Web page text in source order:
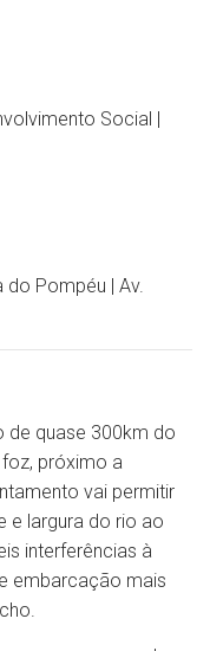
Social |
do Pompéu | Av.
de quase 300km do
próximo a
vai permitir
e largura do rio ao
interferências à
embarcação mais